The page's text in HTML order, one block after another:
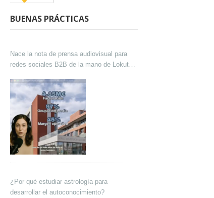
BUENAS PRÁCTICAS
Nace la nota de prensa audiovisual para
redes sociales B2B de la mano de Lokutor
¿Por qué estudiar astrología para
desarrollar el autoconocimiento?